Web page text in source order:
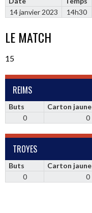
14 janvier 2023
14h30
LE MATCH
15
REIMS
Buts Carton jaune
0
0
TROYES
Buts Carton jaune
0
0